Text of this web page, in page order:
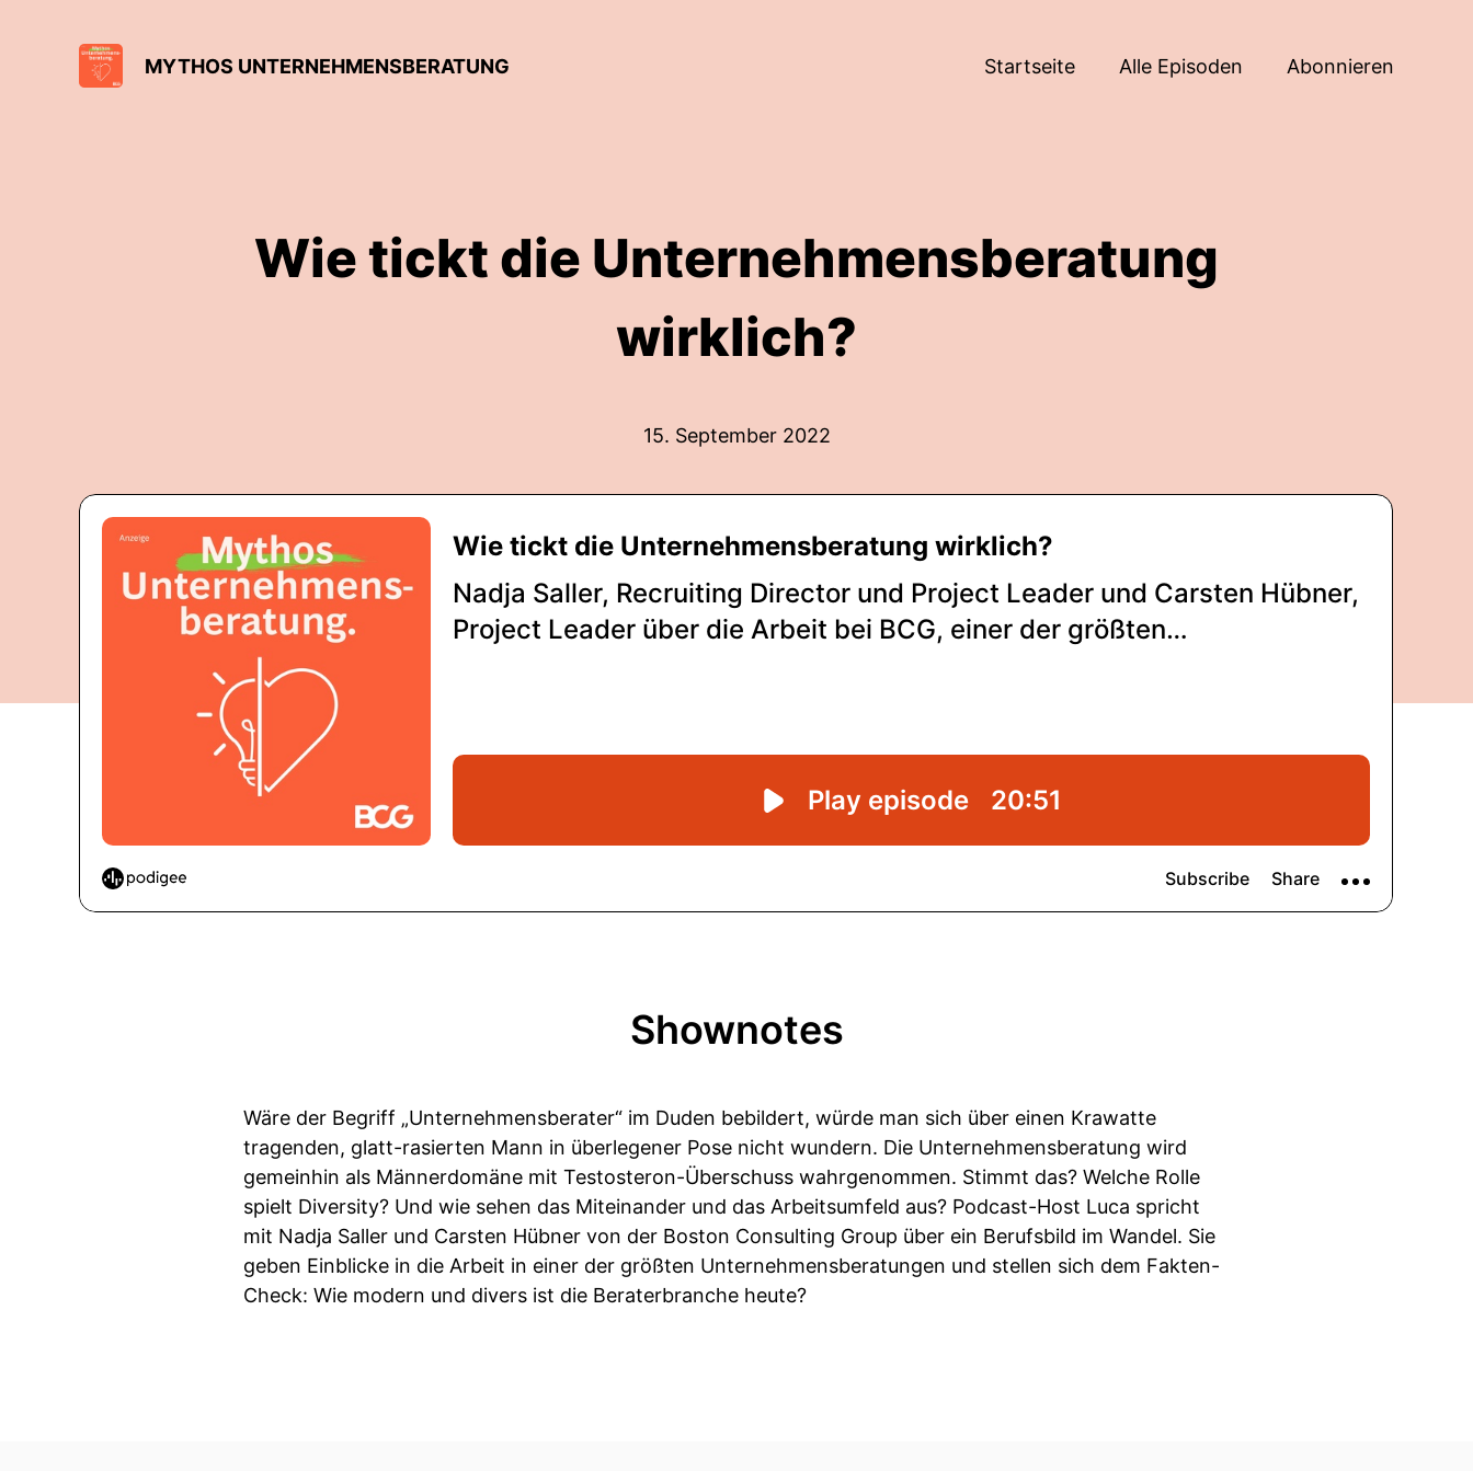
MYTHOS UNTERNEHMENSBERATUNG Startseite Alle Episoden Abonnieren
Wie tickt die Unternehmensberatung
wirklich?
15. September 2022
Shownotes
Wäre der Begriff „Unternehmensberater“ im Duden bebildert, würde man sich über einen Krawatte
tragenden, glatt-rasierten Mann in überlegener Pose nicht wundern. Die Unternehmensberatung wird
gemeinhin als Männerdomäne mit Testosteron-Überschuss wahrgenommen. Stimmt das? Welche Rolle
spielt Diversity? Und wie sehen das Miteinander und das Arbeitsumfeld aus? Podcast-Host Luca spricht
mit Nadja Saller und Carsten Hübner von der Boston Consulting Group über ein Berufsbild im Wandel. Sie
geben Einblicke in die Arbeit in einer der größten Unternehmensberatungen und stellen sich dem Fakten-
Check: Wie modern und divers ist die Beraterbranche heute?